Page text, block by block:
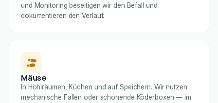
und Monitoring beseitigen wir den Befall und
dokumentieren den Verlauf.
Mäuse
In Hohlräumen, Küchen und auf Speichern. Wir nutzen
mechanische Fallen oder schonende Köderboxen — im